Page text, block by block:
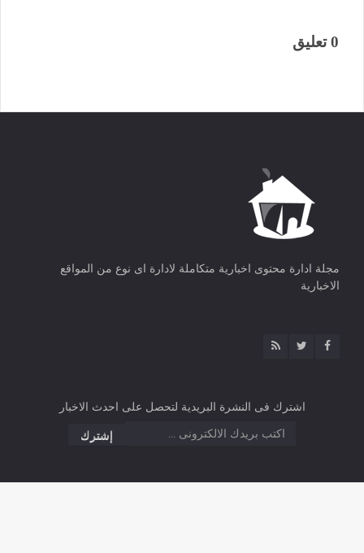
0 تعليق
مجلة ادارة محتوى اخبارية متكاملة لادارة اى نوع من المواقع
الاخبارية
اشترك فى النشرة البريدية لتحصل على احدث الاخبار